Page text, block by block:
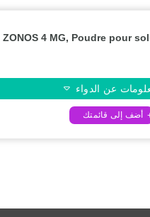
ZONOS 4 MG, Poudre pour
عن الدواء